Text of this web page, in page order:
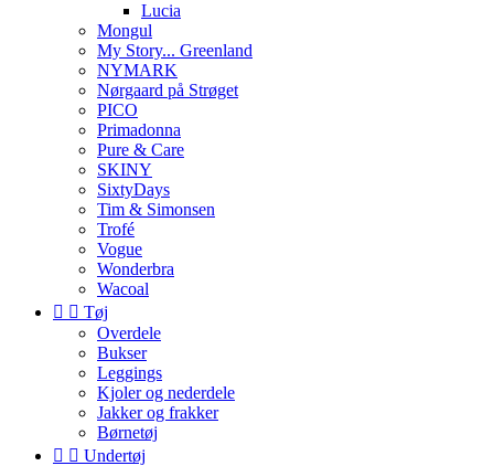
Lucia
Mongul
My Story... Greenland
NYMARK
Nørgaard på Strøget
PICO
Primadonna
Pure & Care
SKINY
SixtyDays
Tim & Simonsen
Trofé
Vogue
Wonderbra
Wacoal
  Tøj
Overdele
Bukser
Leggings
Kjoler og nederdele
Jakker og frakker
Børnetøj
  Undertøj